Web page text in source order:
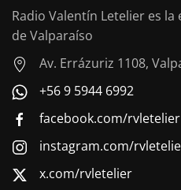
Radio Valentín Letelier es
de Valparaíso
Av. Errázuriz 1108,
+56 9 5944 6992
facebook.com/rvletelier
instagram.com/
x.com/rvletelier